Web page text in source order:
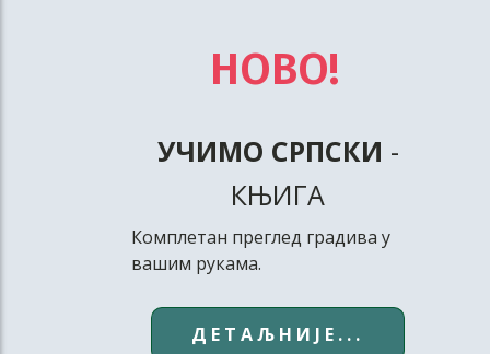
НОВО!
УЧИМО СРПСКИ -
КЊИГА
Комплетан преглед градива у
вашим рукама.
ДЕТАЉНИЈЕ...